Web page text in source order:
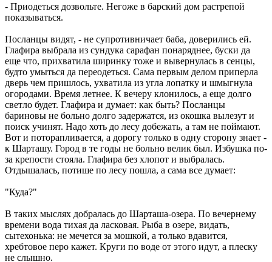
- Приодеться дозвольте. Негоже в барский дом растрепой
показываться.
Посланцы видят, - не супротивничает баба, доверились ей.
Глафира выбрала из сундука сарафан понаряднее, буски да
еще что, прихватила ширинку тоже и вывернулась в сенцы,
будто умыться да переодеться. Сама первым делом приперла
дверь чем пришлось, ухватила из угла лопатку и шмыгнула
огородами. Время летнее. К вечеру клонилось, а еще долго
светло будет. Глафира и думает: как быть? Посланцы
бариновы не больно долго задержатся, из окошка вылезут и
поиск учинят. Надо хоть до лесу добежать, а там не поймают.
Вот и поторапливается, а дорогу только в одну сторону знает -
к Шарташу. Город в те годы не больно велик был. Избушка по-
за крепости стояла. Глафира без хлопот и выбралась.
Отдышалась, потише по лесу пошла, а сама все думает:
"Куда?"
В таких мыслях добралась до Шарташа-озера. По вечернему
времени вода тихая да ласковая. Рыба в озере, видать,
сытехонька: не мечется за мошкой, а только вдавится,
хребтовое перо кажет. Круги по воде от этого идут, а плеску
не слышно.